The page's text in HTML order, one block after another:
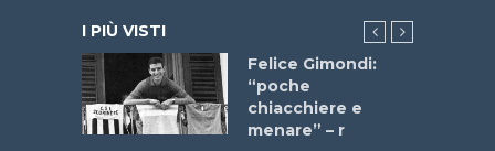
I PIÙ VISTI
Felice Gimondi:
“poche
chiacchiere e
menare” – r